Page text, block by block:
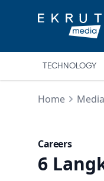
TECHNOLOGY
Home Media
Careers
6